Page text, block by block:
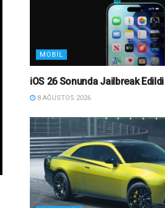
MOBIL
iOS 26 Sonunda Jailbreak Edildi
8 AĞUSTOS 2026